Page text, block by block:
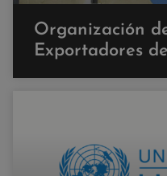
Organización
Exportadores